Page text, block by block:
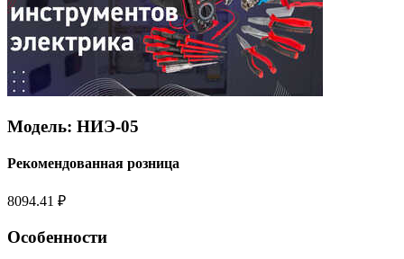
Модель: НИЭ-05
Рекомендованная розница
8094.41 ₽
Особенности